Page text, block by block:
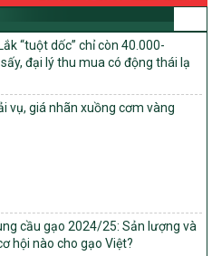
trường
và quy trình đánh giá, phân hạng
hồ sơ xét, công nhận, công bố
xã đạt chuẩn nông thôn mới, xã
thành phố hoàn thành nhiệm
2026 – 2030
mức phân bổ ngân sách trung
sách của địa phương thực hiện
xây dựng nông thôn mới, giảm
“tuột dốc” chỉ còn 40.000-
đại lý thu mua có động thái lạ
vụ, giá nhãn xuồng cơm vàng
cầu gạo 2024/25: Sản lượng và
hội nào cho gạo Việt?